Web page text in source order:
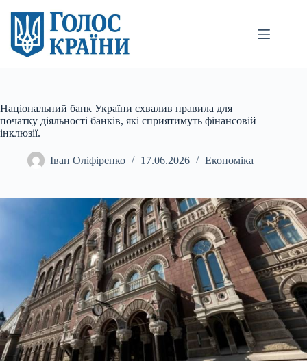
вмісту
Національний банк України схвалив правила для
початку діяльності банків, які сприятимуть фінансовій
інклюзії.
Іван Оліфіренко 17.06.2026 Економіка